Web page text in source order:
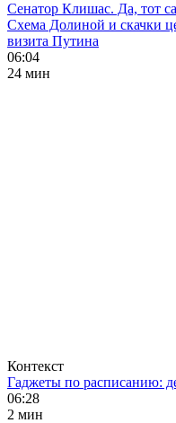
Сенатор Клишас. Да, тот
Схема Долиной и скачки
визита Путина
06:04
24 мин
Контекст
Гаджеты по расписанию:
06:28
2 мин